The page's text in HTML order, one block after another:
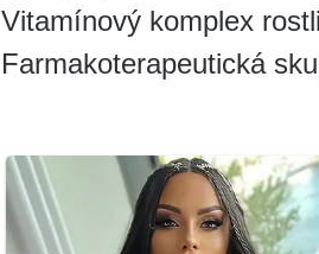
Vitamínový komplex
Farmakoterapeutická